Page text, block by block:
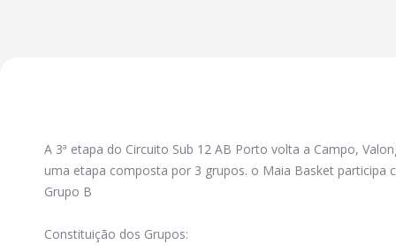
A 3ª etapa do Circuito Sub 12 AB Porto volta a Campo,
uma etapa composta por 3 grupos. o Maia Basket participa
Grupo B
Constituição dos Grupos: